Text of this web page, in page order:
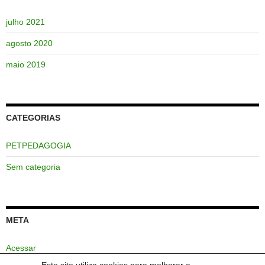
julho 2021
agosto 2020
maio 2019
CATEGORIAS
PETPEDAGOGIA
Sem categoria
META
Acessar